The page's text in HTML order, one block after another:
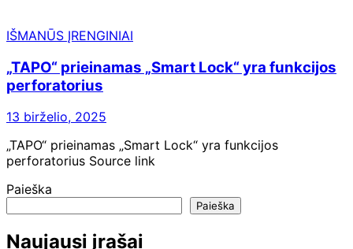
IŠMANŪS ĮRENGINIAI
„TAPO“ prieinamas „Smart Lock“ yra funkcijos
perforatorius
13 birželio, 2025
„TAPO“ prieinamas „Smart Lock“ yra funkcijos
perforatorius Source link
Paieška
Paieška
Naujausi įrašai